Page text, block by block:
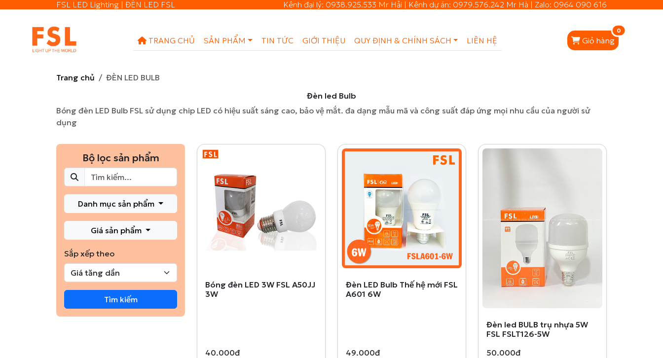
FSL LED Lighting | ĐÈN LED FSL Kênh đại lý: 0938.925.533 Mr Hải | Kênh dự án: 0979.576.242 Mr Hà | Zalo: 0964 090 616
TRANG CHỦ SẢN PHẨM TIN TỨC GIỚI THIỆU QUY ĐỊNH & CHÍNH SÁCH LIÊN HỆ Giỏ hàng
0unread
Trang chủ
ĐÈN LED BULB
Đèn led Bulb
Bóng đèn LED Bulb FSL sử dụng chip LED có hiệu suất sáng cao, bảo vệ mắt. đa dạng mẫu mã và công suất đáp ứng mọi nhu cầu của người sử
dụng
Bộ lọc sản phẩm
Danh mục sản phẩm
Giá sản phẩm
Sắp xếp theo
Tìm kiếm
Bóng đèn LED 3W FSL A50JJ
3W
40.000đ
Đèn LED Bulb Thế hệ mới FSL
A601 6W
49.000đ
Đèn led BULB trụ nhựa 5W
FSL FSLT126-5W
50.000đ